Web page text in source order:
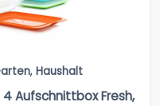
, Haushalt
4 Aufschnittbox Fresh,